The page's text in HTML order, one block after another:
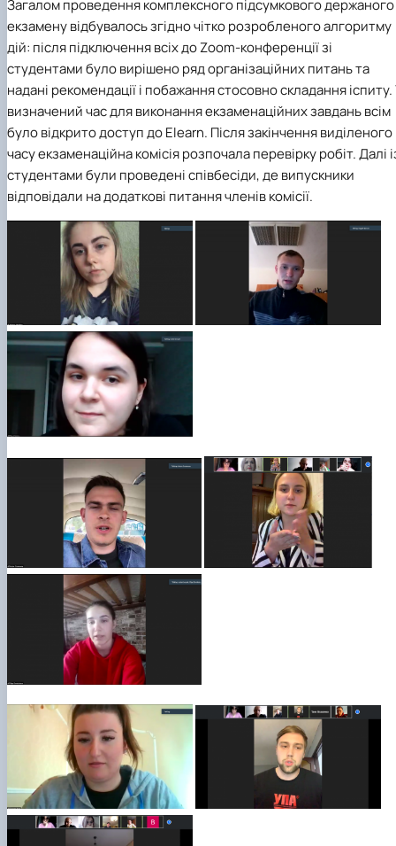
Загалом проведення комплексного підсумкового держаного
екзамену відбувалось згідно чітко розробленого алгоритму
дій: після підключення всіх до Zoom-конференції зі
студентами було вирішено ряд організаційних питань та
надані рекомендації і побажання стосовно складання іспиту.
визначений час для виконання екзаменаційних завдань всім
було відкрито доступ до Elearn. Після закінчення виділеного
часу екзаменаційна комісія розпочала перевірку робіт. Далі
студентами були проведені співбесіди, де випускники
відповідали на додаткові питання членів комісії.